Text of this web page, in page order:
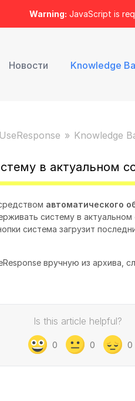
Warning: JavaScript is
Новости Knowledge
Knowledge
в актуальном
автоматического
систему в
система загрузит
вручную из архива,
Is this article helpful?
0 0 0